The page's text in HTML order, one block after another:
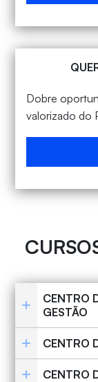
Dobre
valorizado do
CENTRO
GESTÃO
CENTRO
CENTRO